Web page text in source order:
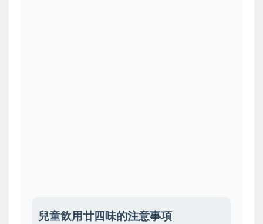
兒童飲用廿四味的注意事項